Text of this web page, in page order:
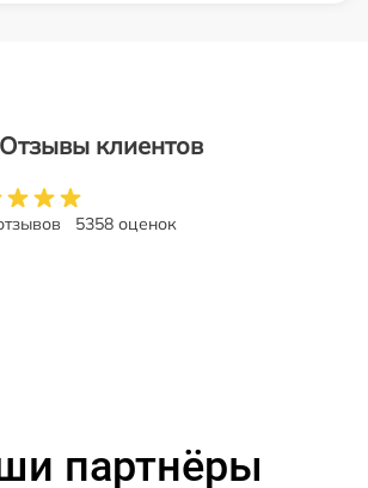
Отзывы клиентов
5358 оценок
партнёры